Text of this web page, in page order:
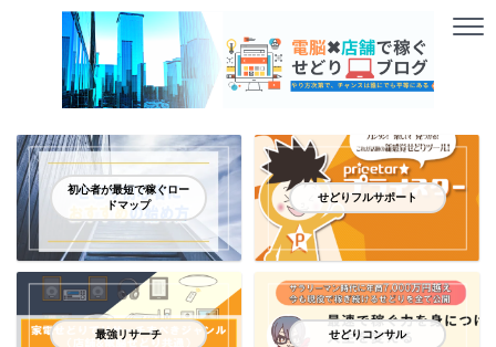
初心者が最短で稼ぐロー
ドマップ
せどりフルサポート
最強リサーチ せどりコンサル